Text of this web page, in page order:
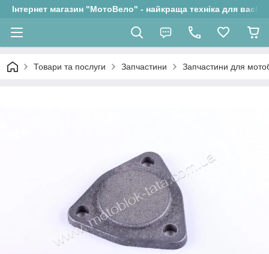
Інтернет магазин "МотоВело" - найкраща техніка для вас!
Товари та послуги Запчастини Запчастини для